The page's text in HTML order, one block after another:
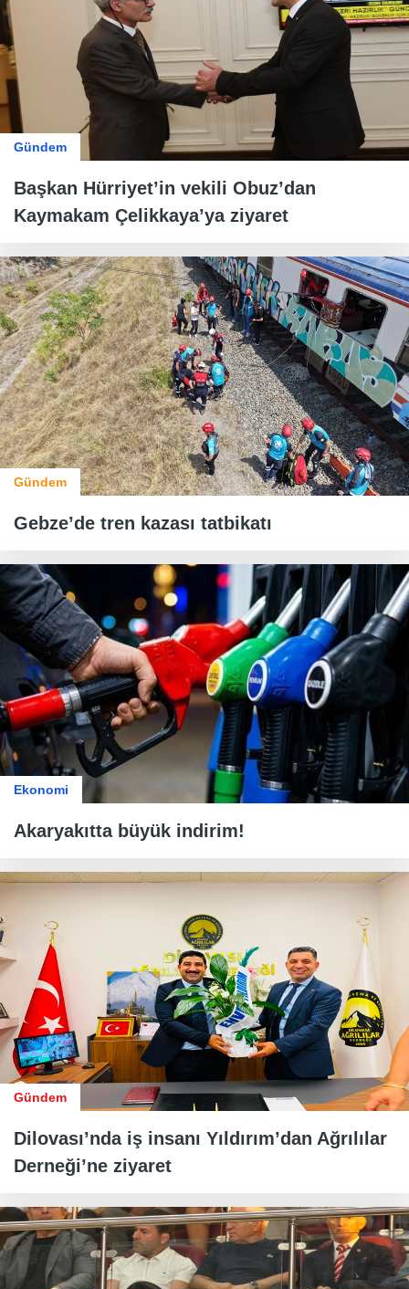
Gündem
Başkan Hürriyet’in vekili Obuz’dan
Kaymakam Çelikkaya’ya ziyaret
Gündem
Gebze’de tren kazası tatbikatı
Ekonomi
Akaryakıtta büyük indirim!
Gündem
Dilovası’nda iş insanı Yıldırım’dan Ağrılılar
Derneği’ne ziyaret